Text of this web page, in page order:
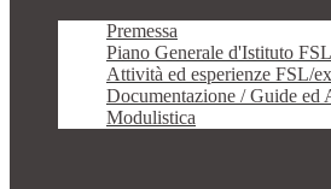
Premessa
Piano Generale d'Istituto
Attività ed esperienze FSL/
Documentazione / Guide ed
Modulistica